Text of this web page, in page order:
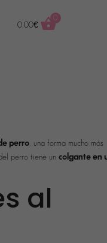
0,00€
0
perro , una forma mucho más
perro tiene un colgante en
al